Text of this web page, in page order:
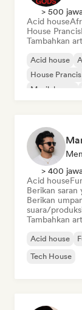
> 500
Acid house
House Prancis
Tambahkan
Acid house
House Prancis
Musik house
> 400
Acid house
Berikan saran
Berikan
suara/
Tambahkan
Acid house
Tech House